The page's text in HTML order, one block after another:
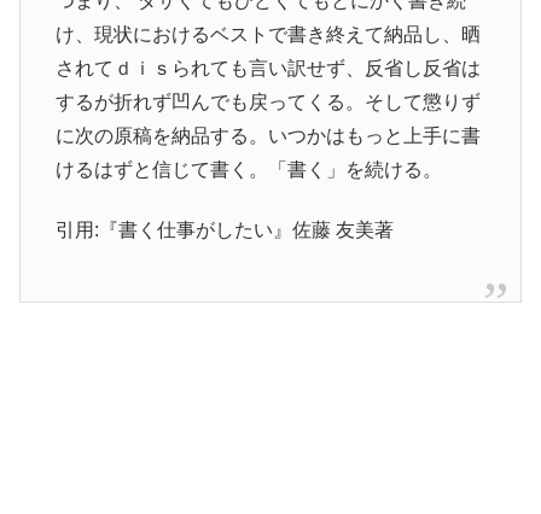
け、現状におけるベストで書き終えて納品し、晒
されてｄｉｓられても言い訳せず、反省し反省は
するが折れず凹んでも戻ってくる。そして懲りず
に次の原稿を納品する。いつかはもっと上手に書
けるはずと信じて書く。「書く」を続ける。
引用:『書く仕事がしたい』佐藤 友美著